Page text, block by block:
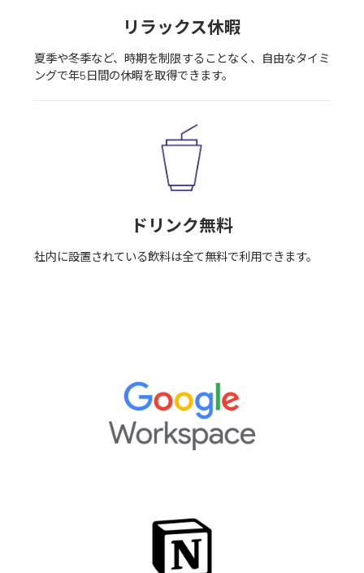
リラックス休暇
夏季や冬季など、時期を制限することなく、自由なタイミ
ングで年5日間の休暇を取得できます。
ドリンク無料
社内に設置されている飲料は全て無料で利用できます。